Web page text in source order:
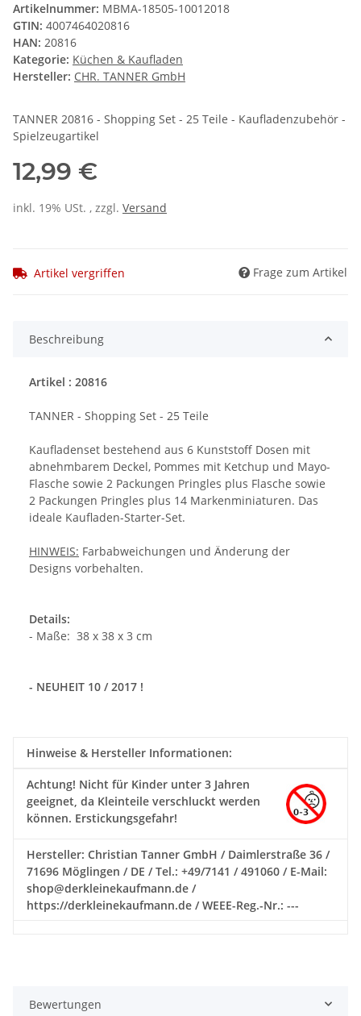
Artikelnummer: MBMA-18505-10012018
GTIN: 4007464020816
HAN: 20816
Kategorie: Küchen & Kaufladen
Hersteller: CHR. TANNER GmbH
TANNER 20816 - Shopping Set - 25 Teile - Kaufladenzubehör -
Spielzeugartikel
12,99 €
inkl. 19% USt. , zzgl. Versand
Artikel vergriffen Frage zum Artikel
Beschreibung
Artikel : 20816
TANNER - Shopping Set - 25 Teile
Kaufladenset bestehend aus 6 Kunststoff Dosen mit
abnehmbarem Deckel, Pommes mit Ketchup und Mayo-
Flasche sowie 2 Packungen Pringles plus Flasche sowie
2 Packungen Pringles plus 14 Markenminiaturen. Das
ideale Kaufladen-Starter-Set.
HINWEIS: Farbabweichungen und Änderung der
Designs vorbehalten.
Details:
- Maße: 38 x 38 x 3 cm
- NEUHEIT 10 / 2017 !
Hinweise & Hersteller Informationen:
Achtung! Nicht für Kinder unter 3 Jahren
geeignet, da Kleinteile verschluckt werden
können. Erstickungsgefahr!
Hersteller: Christian Tanner GmbH / Daimlerstraße 36 /
71696 Möglingen / DE / Tel.: +49/7141 / 491060 / E-Mail:
shop@derkleinekaufmann.de /
https://derkleinekaufmann.de / WEEE-Reg.-Nr.: ---
Bewertungen